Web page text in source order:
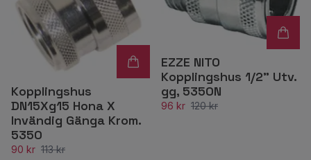
Kopplingshus
DN15Xg15 Hona X
Invändig Gänga Krom.
5350
90 kr 113 kr
EZZE NITO
Kopplingshus 1/2" Utv.
gg, 5350N
96 kr 120 kr